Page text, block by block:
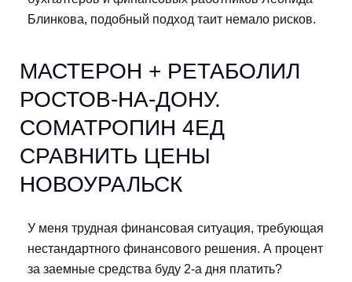
Блинкова, подобный подход таит немало рисков.
МАСТЕРОН + РЕТАБОЛИЛ
РОСТОВ-НА-ДОНУ.
CОМАТРОПИН 4ЕД
СРАВНИТЬ ЦЕНЫ
НОВОУРАЛЬСК
У меня трудная финансовая ситуация, требующая
нестандартного финансового решения. А процент
за заемные средства буду 2-а дня платить?